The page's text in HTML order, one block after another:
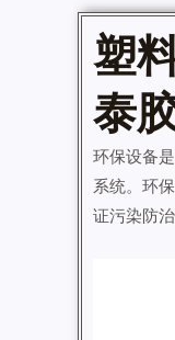
塑
泰
环保设备
系统。环
证污染防